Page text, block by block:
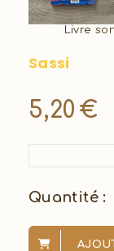
Livre
Sassi
5,20 €
Quantité :